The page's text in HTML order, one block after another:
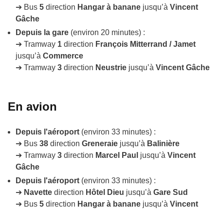
➔ Bus 5 direction Hangar à banane jusqu’à Vincent
Gâche
Depuis la gare (environ 20 minutes) :
➔ Tramway 1 direction François Mitterrand / Jamet
jusqu’à Commerce
➔ Tramway 3 direction Neustrie jusqu’à Vincent Gâche
En avion
Depuis l'aéroport (environ 33 minutes) :
➔ Bus 38 direction Greneraie jusqu’à Balinière
➔ Tramway 3 direction Marcel Paul jusqu’à Vincent
Gâche
Depuis l'aéroport (environ 33 minutes) :
➔ Navette direction Hôtel Dieu jusqu’à Gare Sud
➔ Bus 5 direction Hangar à banane jusqu’à Vincent